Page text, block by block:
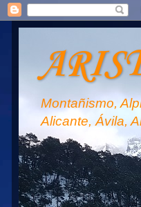
Montañismo,
Alicante, Ávila,